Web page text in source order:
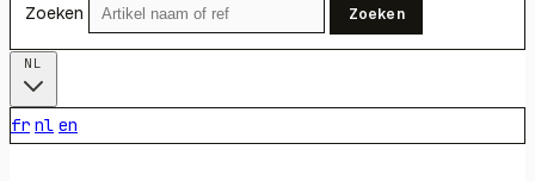
Zoeken Zoeken
fr nl en